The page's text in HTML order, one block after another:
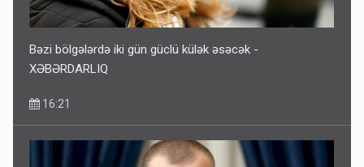
Bəzi bölgələrdə iki gün güclü külək əsəcək -
XƏBƏRDARLIQ
16:21